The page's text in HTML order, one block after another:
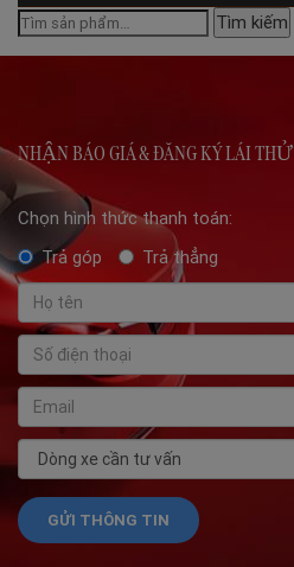
Tìm
kiếm:
Tìm kiếm
NHẬN BÁO GIÁ & ĐĂNG KÝ LÁI THỬ
Chọn hình thức thanh toán:
Trả góp
Trả thẳng